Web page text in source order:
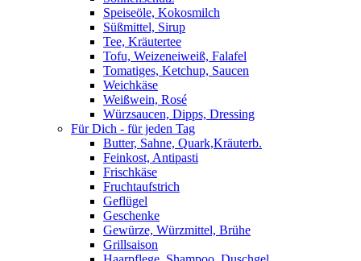
Speiseöle, Kokosmilch
Süßmittel, Sirup
Tee, Kräutertee
Tofu, Weizeneiweiß, Falafel
Tomatiges, Ketchup, Saucen
Weichkäse
Weißwein, Rosé
Würzsaucen, Dipps, Dressing
Für Dich - für jeden Tag
Butter, Sahne, Quark,Kräuterb.
Feinkost, Antipasti
Frischkäse
Fruchtaufstrich
Geflügel
Geschenke
Gewürze, Würzmittel, Brühe
Grillsaison